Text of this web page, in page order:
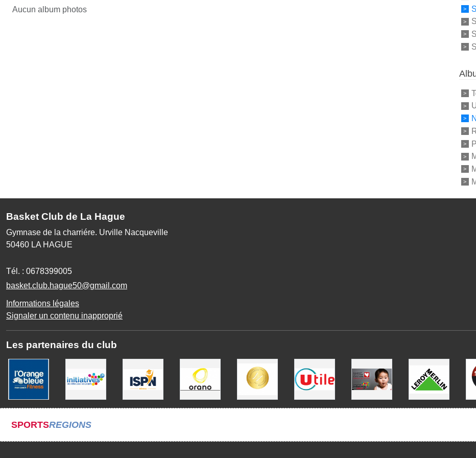
Aucun album photos
Basket Club de La Hague
Gymnase de la charriére. Urville Nacqueville
50460 LA HAGUE
Tél. : 0678399005
basket.club.hague50@gmail.com
Informations légales
Signaler un contenu inapproprié
Les partenaires du club
SPORTSREGIONS